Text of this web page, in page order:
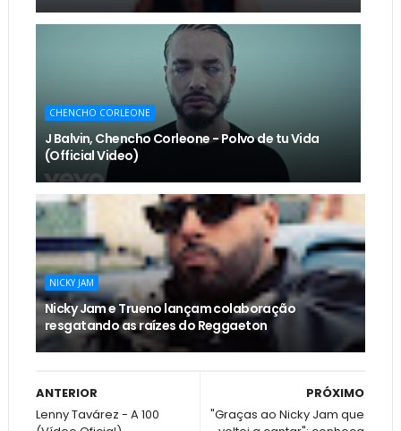
CHENCHO CORLEONE
J Balvin, Chencho Corleone - Polvo de tu Vida
(Official Video)
NICKY JAM
Nicky Jam e Trueno lançam colaboração
resgatando as raízes do Reggaeton
PRÓXIMO
"Graças ao Nicky Jam que
ANTERIOR
Lenny Tavárez - A 100